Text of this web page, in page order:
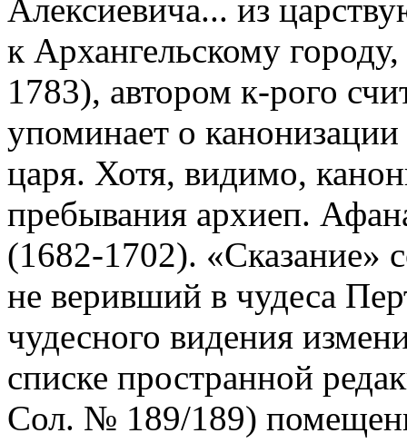
Алексиевича... из
к Архангельскому
1783), автором к-рого
упоминает о
царя. Хотя, видимо,
пребывания архиеп.
(1682-1702). «Сказание»
не веривший в чудеса
чудесного видения
списке пространной
Сол. № 189/189)